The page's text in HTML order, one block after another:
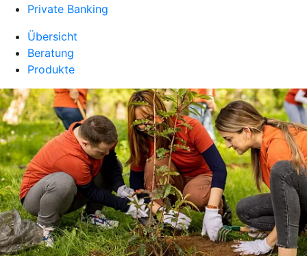
Private Banking
Übersicht
Beratung
Produkte